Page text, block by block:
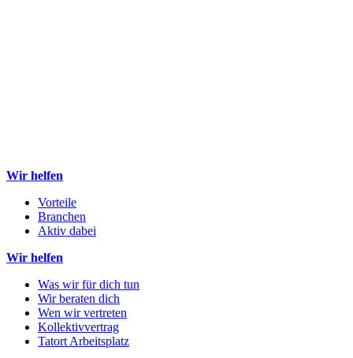
Wir helfen
Vorteile
Branchen
Aktiv dabei
Wir helfen
Was wir für dich tun
Wir beraten dich
Wen wir vertreten
Kollektivvertrag
Tatort Arbeitsplatz